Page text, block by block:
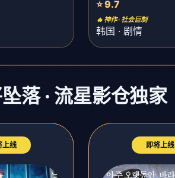
⭐ 9.7
🔥 神作 · 社会巨制
韩国 · 剧情
落 · 流星影仓独家
上线 即将上线